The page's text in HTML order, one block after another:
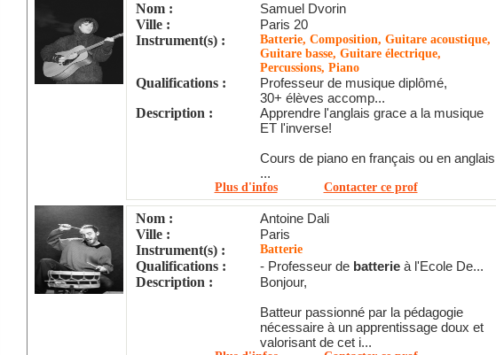
Nom :
Samuel Dvorin
Ville :
Paris 20
Instrument(s) :
Batterie, Composition, Guitare acoustique,
Guitare basse, Guitare électrique,
Percussions, Piano
Qualifications :
Professeur de musique diplômé,
30+ élèves accomp...
Description :
Apprendre l'anglais grace a la musique
ET l'inverse!
Cours de piano en français ou en anglais
...
Plus d'infos Contacter ce prof
Nom :
Antoine Dali
Ville :
Paris
Instrument(s) :
Batterie
Qualifications : - Professeur de batterie à l'Ecole De...
Description :
Bonjour,
Batteur passionné par la pédagogie
nécessaire à un apprentissage doux et
valorisant de cet i...